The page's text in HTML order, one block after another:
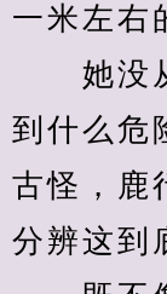
一米左右
她没从
到什么危
古怪，鹿
分辨这到